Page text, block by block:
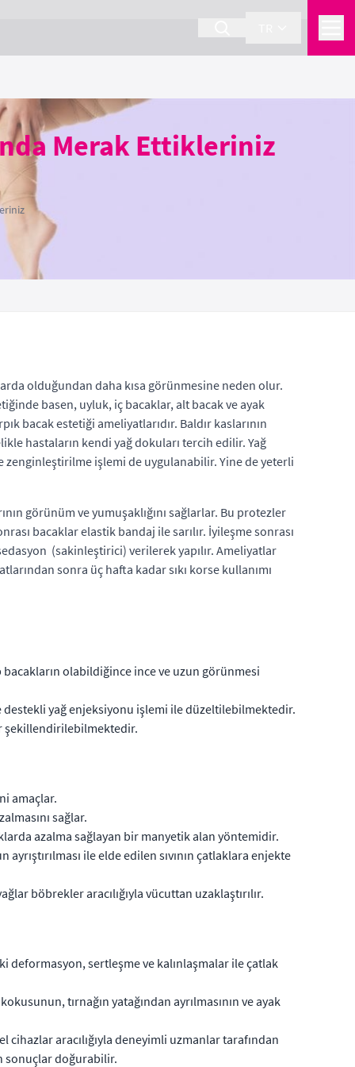
Merak Ettikleriniz
olduğundan daha kısa görünmesine neden olur.
basen, uyluk, iç bacaklar, alt bacak ve ayak
bacak estetiği ameliyatlarıdır. Baldır kaslarının
hastaların kendi yağ dokuları tercih edilir. Yağ
zenginleştirilme işlemi de uygulanabilir. Yine de yeterli
görünüm ve yumuşaklığını sağlarlar. Bu protezler
bacaklar elastik bandaj ile sarılır. İyileşme sonrası
(sakinleştirici) verilerek yapılır. Ameliyatlar
sonra üç hafta kadar sıkı korse kullanımı
olabildiğince ince ve uzun görünmesi
destekli yağ enjeksiyonu işlemi ile düzeltilebilmektedir.
şekillendirilebilmektedir.
amaçlar.
sağlar.
azalma sağlayan bir manyetik alan yöntemidir.
ile elde edilen sıvının çatlaklara enjekte
böbrekler aracılığıyla vücuttan uzaklaştırılır.
deformasyon, sertleşme ve kalınlaşmalar ile çatlak
tırnağın yatağından ayrılmasının ve ayak
aracılığıyla deneyimli uzmanlar tarafından
sonuçlar doğurabilir.